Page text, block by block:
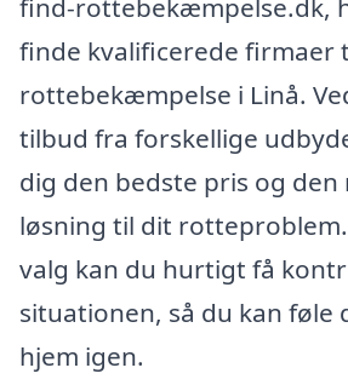
find-rottebekæmpelse.dk,
finde kvalificerede firmaer
rottebekæmpelse i Linå.
tilbud fra forskellige
dig den bedste pris og den
løsning til dit
valg kan du hurtigt få
situationen, så du kan føle
hjem igen.